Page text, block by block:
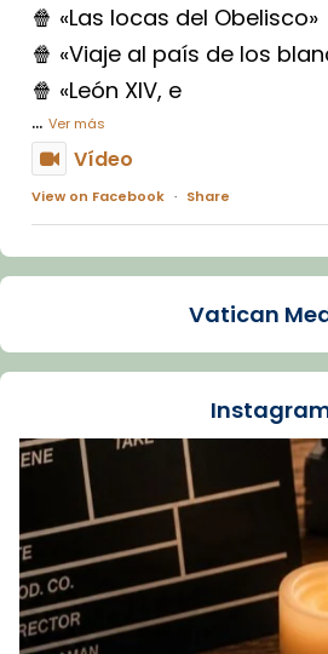
🍿 «Las locas del Obelisco»
🍿 «Viaje al país de los
🍿 «León XIV, e
... Ver más
Vídeo
View on Facebook · Share
Arquebisbat de
La Carmina va patir
dos mesos, a l'Estadi Lluís
Recupera l'entrevista comp
tican News 👇
www.vaticannews.va/es/
07/carmina-historia-
espana-testimoni...
Foto
Vatican